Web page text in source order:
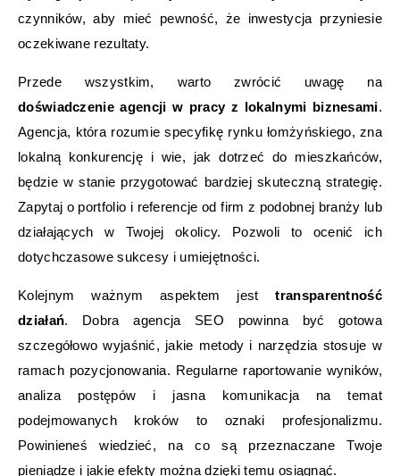
czynników, aby mieć pewność, że inwestycja przyniesie
oczekiwane rezultaty.
Przede wszystkim, warto zwrócić uwagę na
doświadczenie agencji w pracy z lokalnymi biznesami.
Agencja, która rozumie specyfikę rynku łomżyńskiego, zna
lokalną konkurencję i wie, jak dotrzeć do mieszkańców,
będzie w stanie przygotować bardziej skuteczną strategię.
Zapytaj o portfolio i referencje od firm z podobnej branży lub
działających w Twojej okolicy. Pozwoli to ocenić ich
dotychczasowe sukcesy i umiejętności.
Kolejnym ważnym aspektem jesttransparentność
działań. Dobra agencja SEO powinna być gotowa
szczegółowo wyjaśnić, jakie metody i narzędzia stosuje w
ramach pozycjonowania. Regularne raportowanie wyników,
analiza postępów i jasna komunikacja na temat
podejmowanych kroków to oznaki profesjonalizmu.
Powinieneś wiedzieć, na co są przeznaczane Twoje
pieniądze i jakie efekty można dzięki temu osiągnąć.